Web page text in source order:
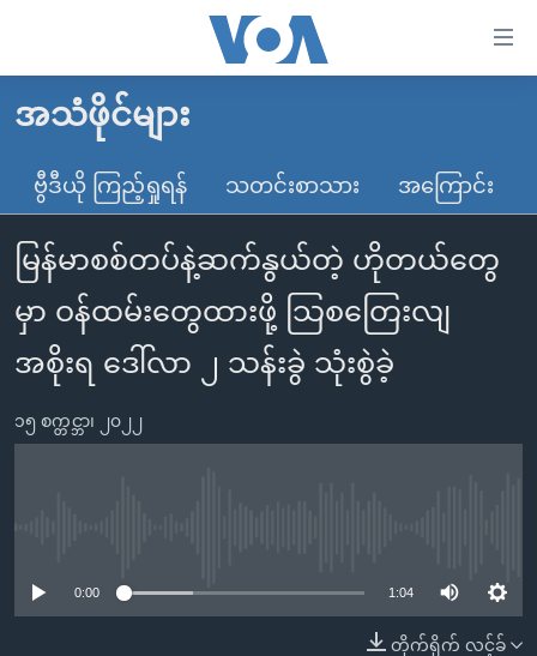
လွယ်ကူ
သည့်
Link
များ
ပင်မ
အကြောင်းအရာ
ကျော်
ကြည့်
မူလစာမျက်နှာ
မြန်မာ
ကမ္ဘာ့သတင်းများ
နိုင်ငံတကာ
အမေရိကန်
တရုတ်
အစ္စရေး-ပါလက်စတိုင်း
ဗွီဒီယို
သတင်းလွတ်လပ်ခွင့်
ရပ်ဝန်းတခု လမ်းတခု အလွန်
အင်္ဂလိပ်စာလေ့လာမယ်
အမေရိကန်သုံးအီဒီယံ
အပတ်စဉ်ကဏ္ဍများ
အသံဖိုင်များ
ဗွီဒီယို ကြည့်ရှုရန် သတင်းစာသား အကြောင်း
မြန်မာစစ်တပ်နဲ့ဆက်နွယ်တဲ့ ဟိုတယ်တွေ
မှာ ဝန်ထမ်းတွေထားဖို့ သြစတြေးလျ
အစိုးရ ဒေါ်လာ ၂ သန်းခွဲ သုံးစွဲခဲ့
၁၅ စက္တင္ဘာ၊ ၂၀၂၂
0:00 1:04
တိုက်ရိုက် လင့်ခ်